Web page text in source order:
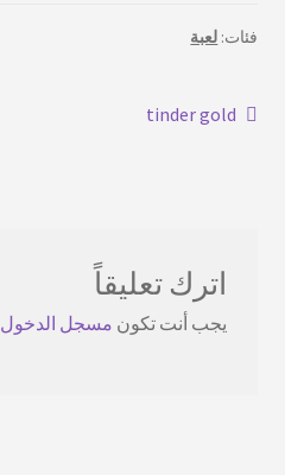
فئات: لعبة
تصفّح
المنشور
tinder gold
اترك تعليقاً
يجب أنت تكون مسجل الدخول